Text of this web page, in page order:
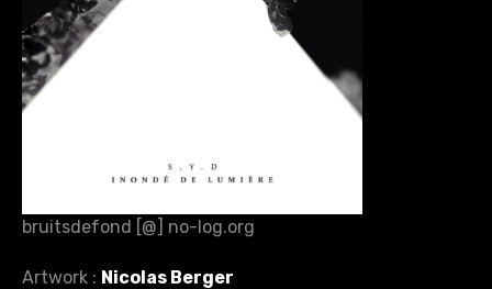
bruitsdefond [@] no-log.org
Artwork : Nicolas Berger